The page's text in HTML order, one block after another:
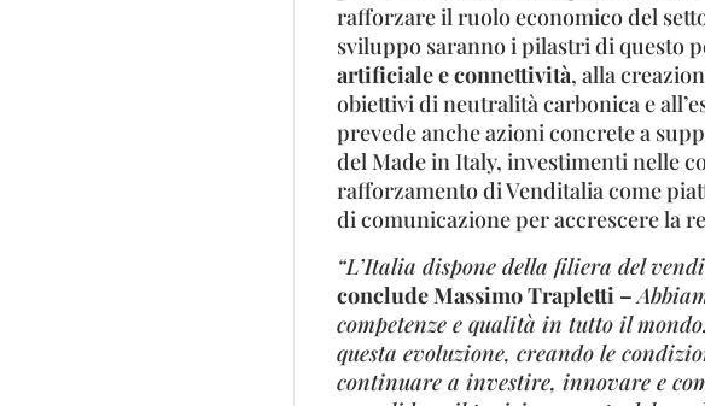
rafforzare il ruolo economico del
sviluppo saranno i pilastri di questo
artificiale e connettività, alla
obiettivi di neutralità carbonica e
prevede anche azioni concrete a
del Made in Italy, investimenti nelle
rafforzamento di Venditalia come
di comunicazione per accrescere la
“L’Italia dispone della filiera del
conclude Massimo Trapletti –
competenze e qualità in tutto il
questa evoluzione, creando le
continuare a investire, innovare e